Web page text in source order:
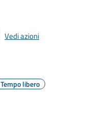
Vedi azioni
Tempo libero